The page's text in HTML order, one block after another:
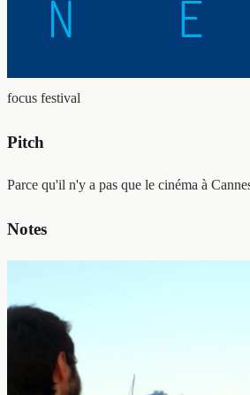
focus festival
Pitch
Parce qu'il n'y a pas que le cinéma à
Notes